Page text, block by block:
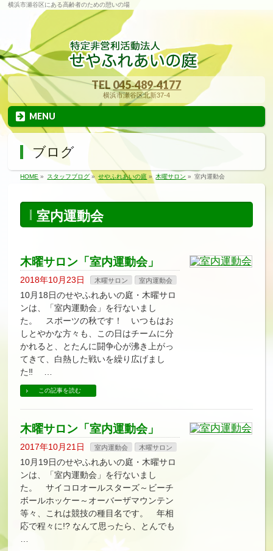
横浜市瀬谷区にある高齢者のための憩いの場
TEL 045‐489‐4177
横浜市瀬谷区北新37-4
MENU
ブログ
HOME » スタッフブログ » せやふれあいの庭 » 木曜サロン » 室内運動会
室内運動会
木曜サロン「室内運動会」
2018年10月23日 木曜サロン 室内運動会
10月18日のせやふれあいの庭・木曜サロ
ンは、「室内運動会」を行ないまし
た。 スポーツの秋です！ いつもはお
しとやかな方々も、この日はチームに分
かれると、とたんに闘争心が沸き上がっ
てきて、白熱した戦いを繰り広げまし
た‼ …
この記事を読む
木曜サロン「室内運動会」
2017年10月21日 室内運動会 木曜サロン
10月19日のせやふれあいの庭・木曜サロ
ンは、「室内運動会」を行ないまし
た。 サイコロオールスターズ～ビーチ
ボールホッケー～オーバーザマウンテン
等々、これは競技の種目名です。 年相
応で程々に!? なんて思ったら、とんでも